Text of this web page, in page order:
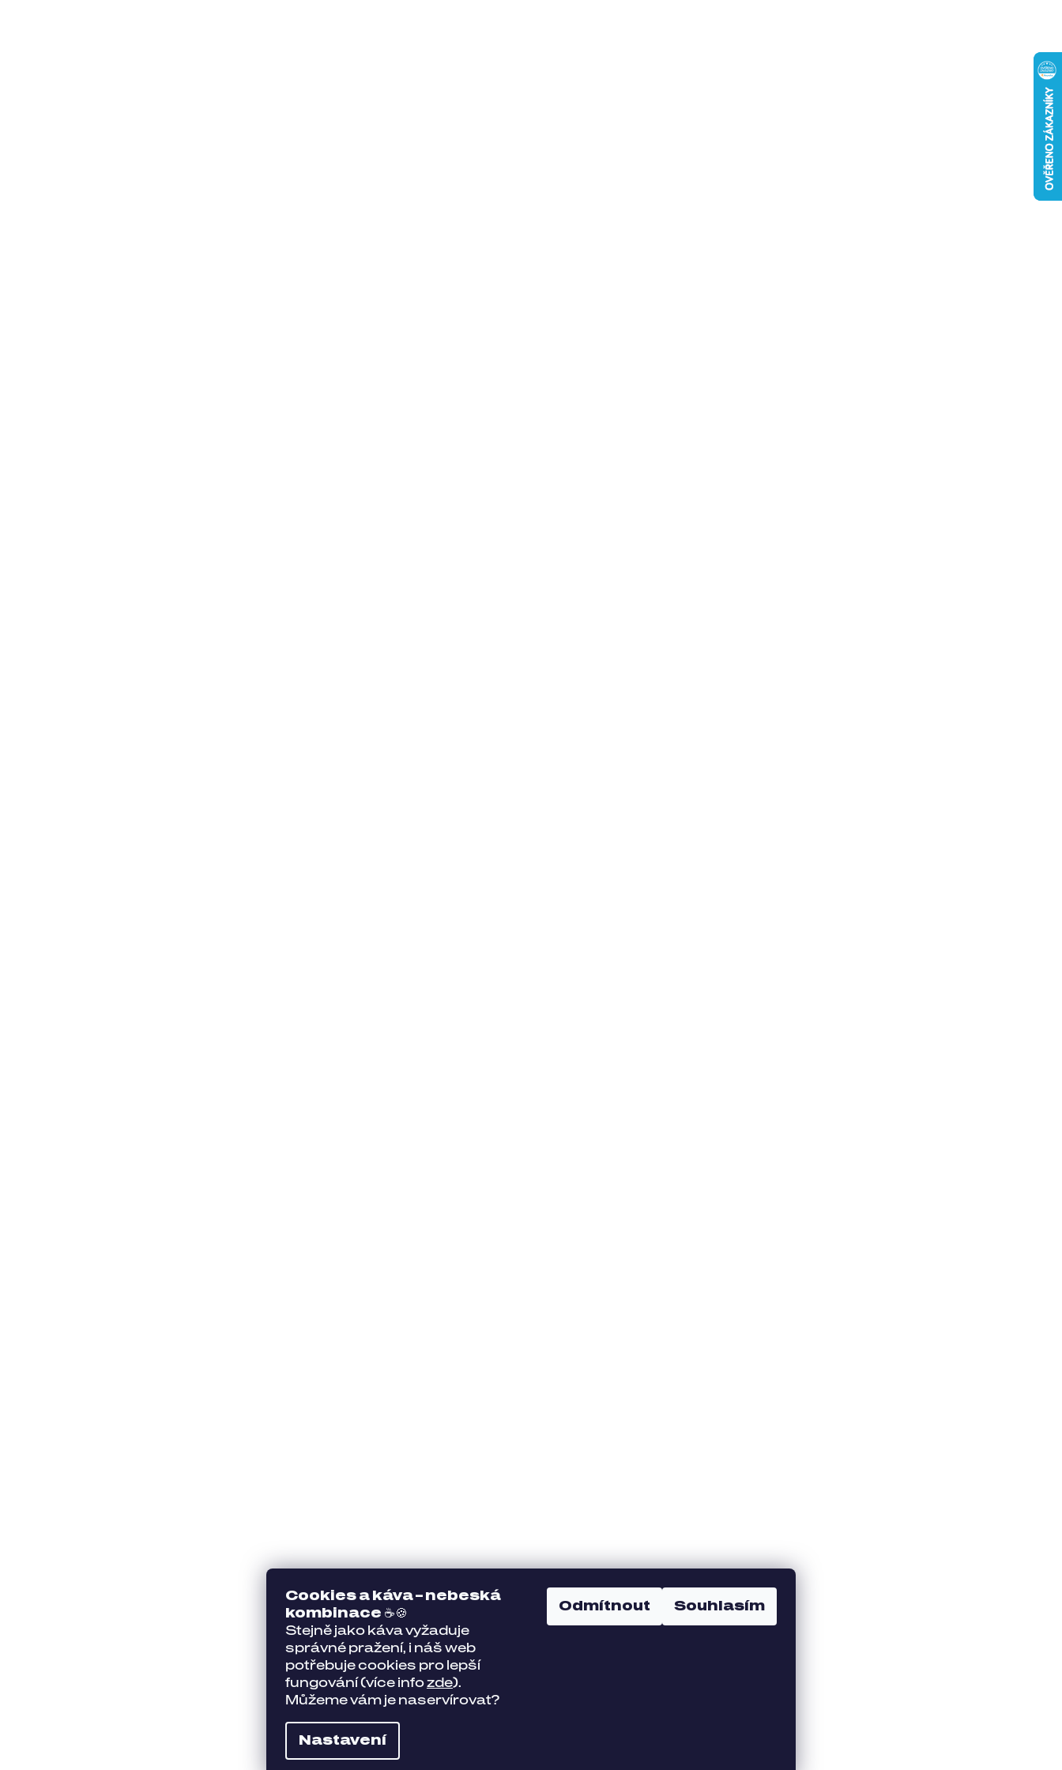
Cookies a káva – nebeská
kombinace ☕🍪
Stejně jako káva vyžaduje
správné pražení, i náš web
potřebuje cookies pro lepší
fungování (více infozde).
Můžeme vám je naservírovat?
Nastavení
Odmítnout Souhlasím